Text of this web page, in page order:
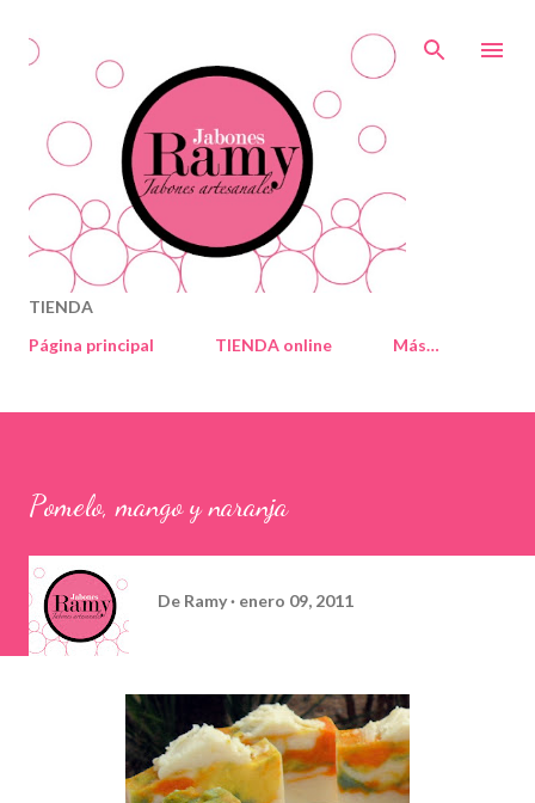
TIENDA
Página principal
TIENDA online Más…
Pomelo, mango y naranja
De Ramy enero 09, 2011